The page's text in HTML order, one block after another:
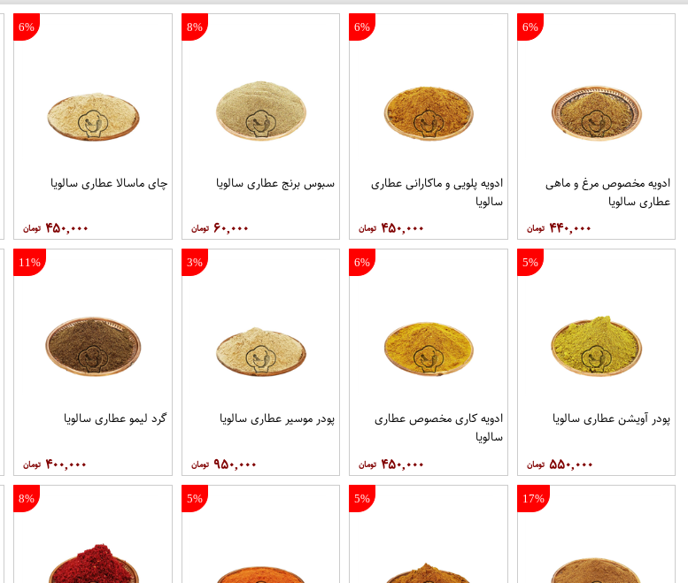
6%
ادویه مخصوص مرغ و ماهی
عطاری سالویا
۴۴۰,۰۰۰
6%
ادویه پلویی و ماکارانی عطاری
سالویا
۴۵۰,۰۰۰
8%
سبوس برنج عطاری سالویا
۶۰,۰۰۰
6%
چای ماسالا عطاری سالویا
۴۵۰,۰۰۰
5%
پودر آویشن عطاری سالویا
۵۵۰,۰۰۰
6%
ادویه کاری مخصوص عطاری
سالویا
۴۵۰,۰۰۰
3%
پودر موسیر عطاری سالویا
۹۵۰,۰۰۰
11%
گرد لیمو عطاری سالویا
۴۰۰,۰۰۰
17%
5%
5%
8%